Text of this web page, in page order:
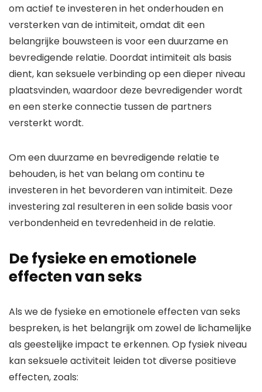
om actief te investeren in het onderhouden en
versterken van de intimiteit, omdat dit een
belangrijke bouwsteen is voor een duurzame en
bevredigende relatie. Doordat intimiteit als basis
dient, kan seksuele verbinding op een dieper niveau
plaatsvinden, waardoor deze bevredigender wordt
en een sterke connectie tussen de partners
versterkt wordt.
Om een duurzame en bevredigende relatie te
behouden, is het van belang om continu te
investeren in het bevorderen van intimiteit. Deze
investering zal resulteren in een solide basis voor
verbondenheid en tevredenheid in de relatie.
De fysieke en emotionele
effecten van seks
Als we de fysieke en emotionele effecten van seks
bespreken, is het belangrijk om zowel de lichamelijke
als geestelijke impact te erkennen. Op fysiek niveau
kan seksuele activiteit leiden tot diverse positieve
effecten, zoals: